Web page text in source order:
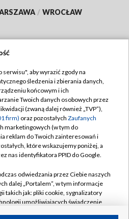
/ WROCŁAW
TVP
TVP
prywatności
zgody
Pomoc
Kontakt
Kanały
aby wyrazić zgody na
śledzenia i zbierania danych,
końcowym i ich
Twoich danych osobowych przez
(zwaną dalej również „TVP”),
firm) oraz pozostałych Zaufanych
marketingowych (w tym do
reklam do Twoich zainteresowań i
które wskazujemy poniżej, a
nas identyfikatora PPID do Google.
odwiedzania przez Ciebie naszych
dalej „Portalem”, w tym informacje
takich jak: pliki cookie, sygnalizatory
umożliwiających świadczenie